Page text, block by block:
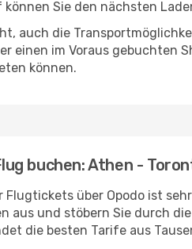
können Sie den nächsten
auch die
einen im Voraus gebuchten
können.
buchen: Athen -
Flugtickets über Opodo ist
aus und stöbern Sie durch
die besten Tarife aus